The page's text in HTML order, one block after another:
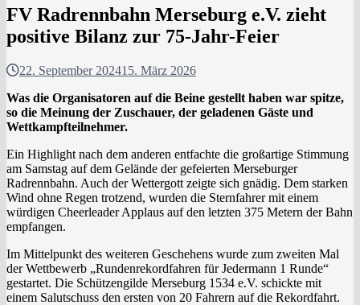
FV Radrennbahn Merseburg e.V. zieht
positive Bilanz zur 75-Jahr-Feier
22. September 202415. März 2026
Was die Organisatoren auf die Beine gestellt haben war spitze,
so die Meinung der Zuschauer, der geladenen Gäste und
Wettkampfteilnehmer.
Ein Highlight nach dem anderen entfachte die großartige Stimmung
am Samstag auf dem Gelände der gefeierten Merseburger
Radrennbahn. Auch der Wettergott zeigte sich gnädig. Dem starken
Wind ohne Regen trotzend, wurden die Sternfahrer mit einem
würdigen Cheerleader Applaus auf den letzten 375 Metern der Bahn
empfangen.
Im Mittelpunkt des weiteren Geschehens wurde zum zweiten Mal
der Wettbewerb „Rundenrekordfahren für Jedermann 1 Runde“
gestartet. Die Schützengilde Merseburg 1534 e.V. schickte mit
einem Salutschuss den ersten von 20 Fahrern auf die Rekordfahrt.